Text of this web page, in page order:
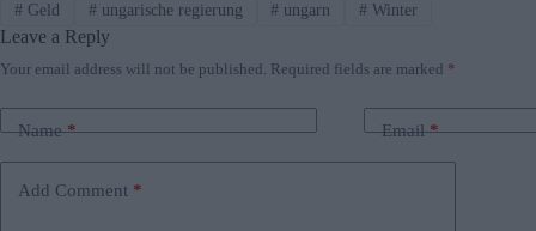
#Geld #ungarische regierung # ungarn # Winter
Leave a Reply
Your email address will not be published. Required fields are marked *
Name* Email*
Add Comment *